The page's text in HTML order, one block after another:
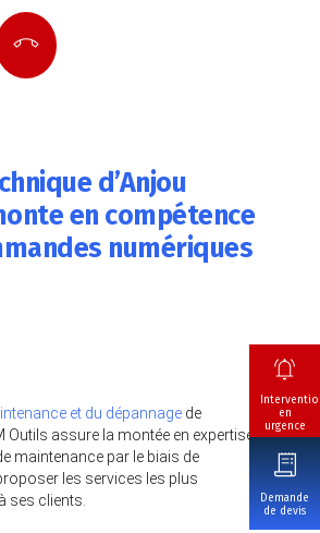
en
urgence
Demande
de devis
d’Anjou
en compétence
numériques
et du dépannage de
Outils assure la montée en expertise
maintenance par le biais de
les services les plus
ses clients.